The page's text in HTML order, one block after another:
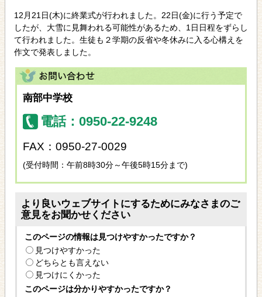
12月21日(木)に終業式が行われました。22日(金)に行う予定で
したが、大雪に見舞われる可能性があるため、1日日程をずらし
て行われました。生徒も２学期の反省や冬休みに入る心構えを
作文で発表しました。
南部中学校
電話：0950-22-9248
FAX：0950-27-0029
(受付時間：午前8時30分～午後5時15分まで)
より良いウェブサイトにするためにみなさまのご
意見をお聞かせください
このページの情報は見つけやすかったですか？
見つけやすかった
どちらとも言えない
見つけにくかった
このページは分かりやすかったですか？